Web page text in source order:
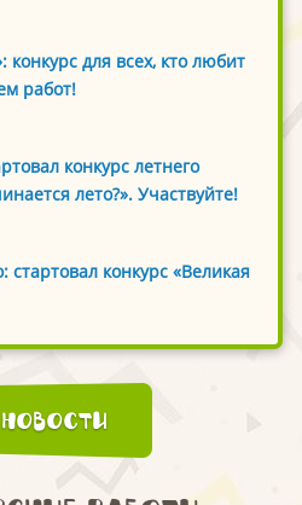
конкурс для всех, кто любит
работ!
конкурс летнего
лето?». Участвуйте!
конкурс «Великая
новости